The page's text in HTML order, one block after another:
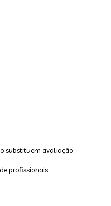
substituem avaliação,
profissionais.